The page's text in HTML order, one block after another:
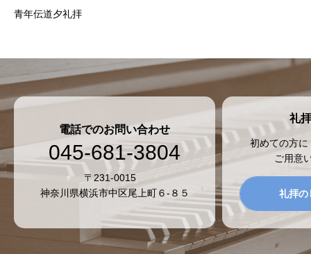
青年伝道夕礼拝
電話でのお問い合わせ
045-681-3804
〒231-0015
神奈川県横浜市中区尾上町６-８５
礼
初めての方
ご用意
礼拝の